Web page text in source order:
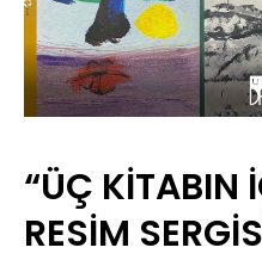
“ÜÇ KİTABIN
RESİM